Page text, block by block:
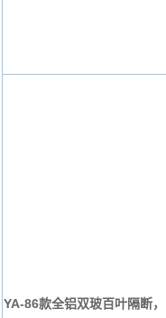
YA-86款全铝双玻百叶隔断，